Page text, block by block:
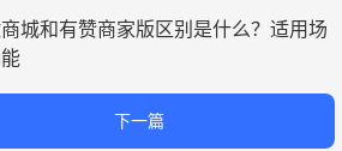
城和有赞商家版区别是什么？适用场
下一篇